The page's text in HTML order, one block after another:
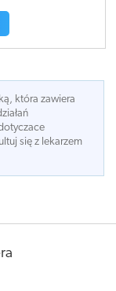
która zawiera
się z lekarzem